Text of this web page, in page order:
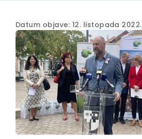
Datum objave: 12. listopada 2022.